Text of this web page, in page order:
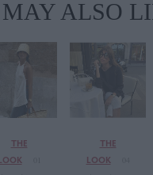
ALSO
THE
THE
LOOK